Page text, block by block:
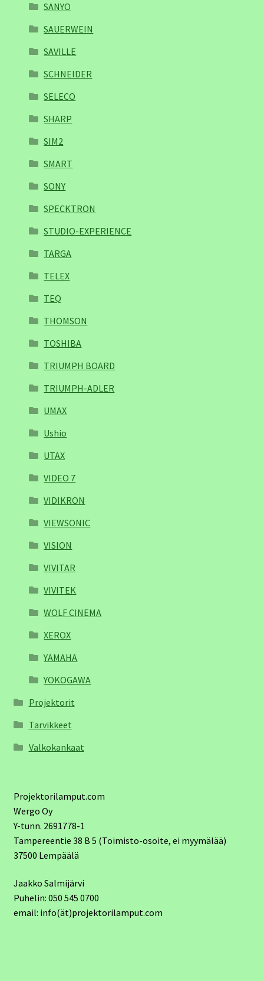
SANYO
SAUERWEIN
SAVILLE
SCHNEIDER
SELECO
SHARP
SIM2
SMART
SONY
SPECKTRON
STUDIO-EXPERIENCE
TARGA
TELEX
TEQ
THOMSON
TOSHIBA
TRIUMPH BOARD
TRIUMPH-ADLER
UMAX
Ushio
UTAX
VIDEO 7
VIDIKRON
VIEWSONIC
VISION
VIVITAR
VIVITEK
WOLF CINEMA
XEROX
YAMAHA
YOKOGAWA
Projektorit
Tarvikkeet
Valkokankaat
Projektorilamput.com
Wergo Oy
Y-tunn. 2691778-1
Tampereentie 38 B 5 (Toimisto-osoite, ei myymälää)
37500 Lempäälä
Jaakko Salmijärvi
Puhelin: 050 545 0700
email: info(ät)projektorilamput.com